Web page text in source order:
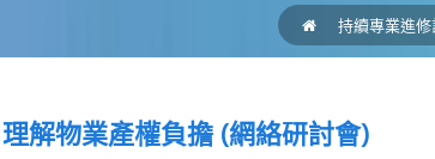
持續專業進修
理解物業產權負擔 (網絡研討會)